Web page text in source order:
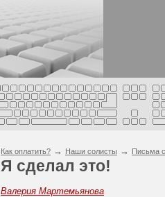
Как оплатить? → Наши солисты → Письма
Я сделал это!
Валерия Мартемьянова